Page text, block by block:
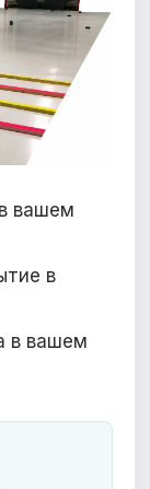
вашем
в
в вашем